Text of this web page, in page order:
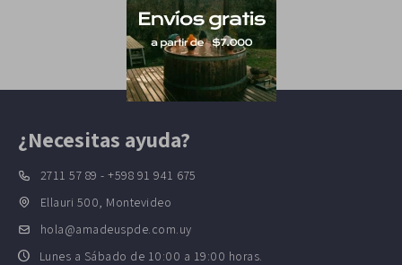
¿Necesitas ayuda?
2711 57 89 - +598 91 941 675
Ellauri 500, Montevideo
hola@amadeuspde.com.uy
Lunes a Sábado de 10:00 a 19:00 horas.